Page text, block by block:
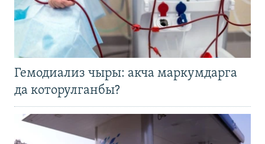
Гемодиализ чыры: акча маркумдарга
да которулганбы?